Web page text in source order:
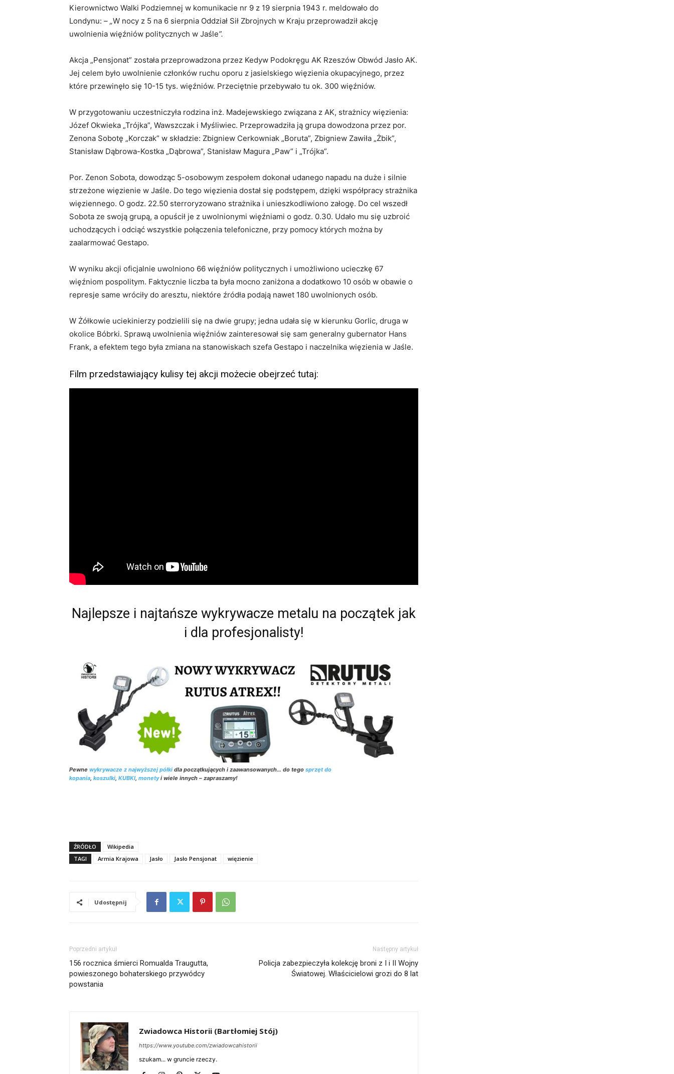
Kierownictwo Walki Podziemnej w komunikacie nr 9 z 19 sierpnia 1943 r. meldowało do
Londynu: – „W nocy z 5 na 6 sierpnia Oddział Sił Zbrojnych w Kraju przeprowadził akcję
uwolnienia więźniów politycznych w Jaśle”.
Akcja „Pensjonat” została przeprowadzona przez Kedyw Podokręgu AK Rzeszów Obwód Jasło AK.
Jej celem było uwolnienie członków ruchu oporu z jasielskiego więzienia okupacyjnego, przez
które przewinęło się 10-15 tys. więźniów. Przeciętnie przebywało tu ok. 300 więźniów.
W przygotowaniu uczestniczyła rodzina inż. Madejewskiego związana z AK, strażnicy więzienia:
Józef Okwieka „Trójka”, Wawszczak i Myśliwiec. Przeprowadziła ją grupa dowodzona przez por.
Zenona Sobotę „Korczak” w składzie: Zbigniew Cerkowniak „Boruta”, Zbigniew Zawiła „Żbik”,
Stanisław Dąbrowa-Kostka „Dąbrowa”, Stanisław Magura „Paw” i „Trójka”.
Por. Zenon Sobota, dowodząc 5-osobowym zespołem dokonał udanego napadu na duże i silnie
strzeżone więzienie w Jaśle. Do tego więzienia dostał się podstępem, dzięki współpracy strażnika
więziennego. O godz. 22.50 sterroryzowano strażnika i unieszkodliwiono załogę. Do cel wszedł
Sobota ze swoją grupą, a opuścił je z uwolnionymi więźniami o godz. 0.30. Udało mu się uzbroić
uchodzących i odciąć wszystkie połączenia telefoniczne, przy pomocy których można by
zaalarmować Gestapo.
W wyniku akcji oficjalnie uwolniono 66 więźniów politycznych i umożliwiono ucieczkę 67
więźniom pospolitym. Faktycznie liczba ta była mocno zaniżona a dodatkowo 10 osób w obawie o
represje same wróciły do aresztu, niektóre źródła podają nawet 180 uwolnionych osób.
W Żółkowie uciekinierzy podzielili się na dwie grupy; jedna udała się w kierunku Gorlic, druga w
okolice Bóbrki. Sprawą uwolnienia więźniów zainteresował się sam generalny gubernator Hans
Frank, a efektem tego była zmiana na stanowiskach szefa Gestapo i naczelnika więzienia w Jaśle.
Film przedstawiający kulisy tej akcji możecie obejrzeć tutaj:
Najlepsze i najtańsze wykrywacze metalu na początek jak
i dla profesjonalisty!
Pewne wykrywacze z najwyższej półki dla początkujących i zaawansowanych… do tego sprzęt do
kopania, koszulki, KUBKI, monetyi wiele innych – zapraszamy!
ŹRÓDŁO
Wikipedia
TAGI
Armia Krajowa Jasło Jasło Pensjonat więzienie
Udostępnij
Poprzedni artykuł
156 rocznica śmierci Romualda Traugutta,
powieszonego bohaterskiego przywódcy
powstania
Następny artykuł
Policja zabezpieczyła kolekcję broni z I i II Wojny
Światowej. Właścicielowi grozi do 8 lat
Zwiadowca Historii (Bartłomiej Stój)
https://www.youtube.com/zwiadowcahistorii
szukam... w gruncie rzeczy.